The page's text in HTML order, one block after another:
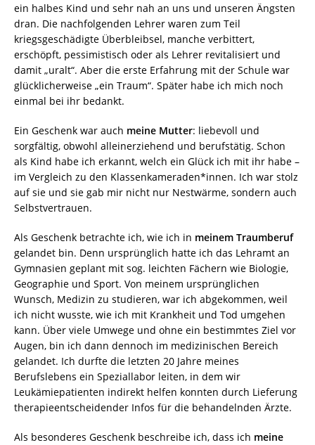
ein halbes Kind und sehr nah an uns und unseren Ängsten
dran. Die nachfolgenden Lehrer waren zum Teil
kriegsgeschädigte Überbleibsel, manche verbittert,
erschöpft, pessimistisch oder als Lehrer revitalisiert und
damit „uralt“. Aber die erste Erfahrung mit der Schule war
glücklicherweise „ein Traum“. Später habe ich mich noch
einmal bei ihr bedankt.
Ein Geschenk war auch meine Mutter: liebevoll und
sorgfältig, obwohl alleinerziehend und berufstätig. Schon
als Kind habe ich erkannt, welch ein Glück ich mit ihr habe –
im Vergleich zu den Klassenkameraden*innen. Ich war stolz
auf sie und sie gab mir nicht nur Nestwärme, sondern auch
Selbstvertrauen.
Als Geschenk betrachte ich, wie ich in meinem Traumberuf
gelandet bin. Denn ursprünglich hatte ich das Lehramt an
Gymnasien geplant mit sog. leichten Fächern wie Biologie,
Geographie und Sport. Von meinem ursprünglichen
Wunsch, Medizin zu studieren, war ich abgekommen, weil
ich nicht wusste, wie ich mit Krankheit und Tod umgehen
kann. Über viele Umwege und ohne ein bestimmtes Ziel vor
Augen, bin ich dann dennoch im medizinischen Bereich
gelandet. Ich durfte die letzten 20 Jahre meines
Berufslebens ein Speziallabor leiten, in dem wir
Leukämiepatienten indirekt helfen konnten durch Lieferung
therapieentscheidender Infos für die behandelnden Ärzte.
Als besonderes Geschenk beschreibe ich, dass ich meine